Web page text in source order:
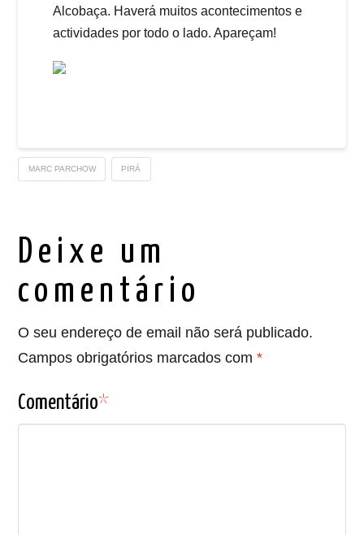
Alcobaça. Haverá muitos acontecimentos e
actividades por todo o lado. Apareçam!
MARC PARCHOW PIRÁ
Deixe um
comentário
O seu endereço de email não será publicado.
Campos obrigatórios marcados com*
Comentário*